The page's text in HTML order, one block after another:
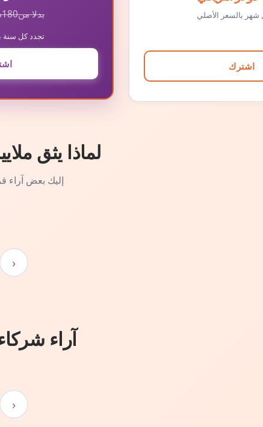
شهر بالسعر الأصلي
اشترك
بدلا من180
تجدد كل سنة
لماذا يثق
إليك بعض آراء
‹
آراء
‹